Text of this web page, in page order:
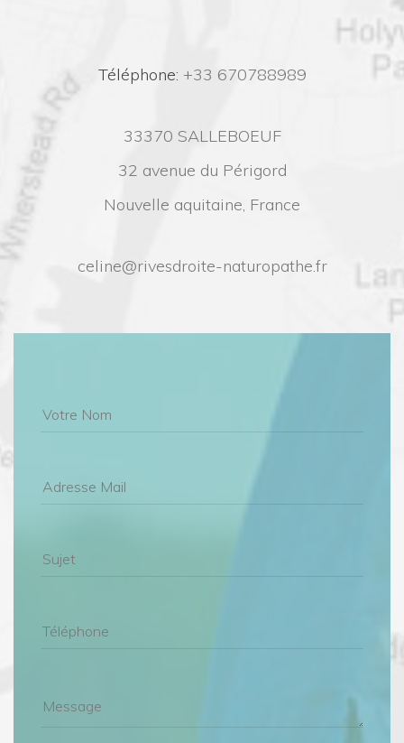
Téléphone: +33 670788989
33370 SALLEBOEUF
32 avenue du Périgord
Nouvelle aquitaine, France
celine@rivesdroite-naturopathe.fr